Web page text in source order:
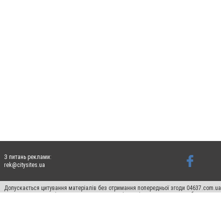
З питань реклами:
rek@citysites.ua
Допускається цитування матеріалів без отримання попередньої згоди
пошукових систем гіперпосилання на цитовані статті не нижче другого абзацу в